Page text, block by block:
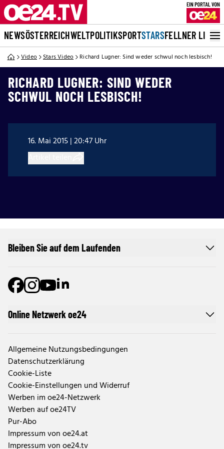
NEWSÖSTERREICHWELTPOLITIKSPORTSTARSFELLNER LIVE
Video Stars Video Richard Lugner: Sind weder schwul noch lesbisch!
RICHARD LUGNER: SIND WEDER
SCHWUL NOCH LESBISCH!
16. Mai 2015 | 20:47 Uhr
Online Netzwerk oe24
Allgemeine Nutzungsbedingungen
Datenschutzerklärung
Cookie-Liste
Cookie-Einstellungen und Widerruf
Werben im oe24-Netzwerk
Werben auf oe24TV
Pur-Abo
Impressum von oe24.at
Impressum von oe24.tv
Bleiben Sie auf dem Laufenden